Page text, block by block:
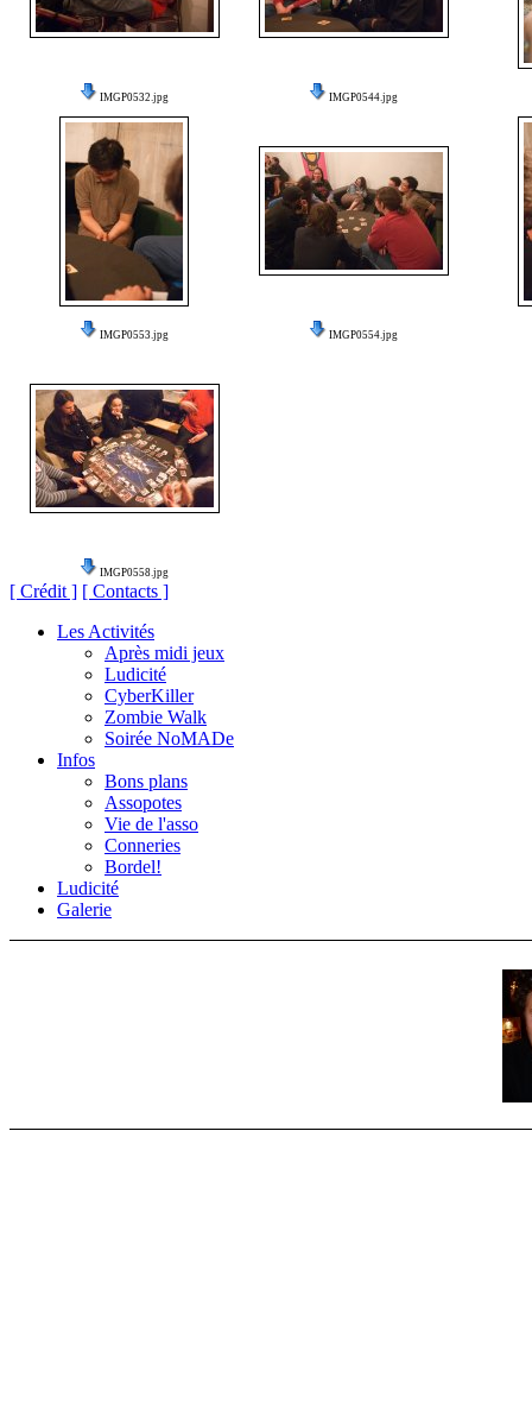
IMGP0532.jpg IMGP0544.jpg
IMGP0553.jpg IMGP0554.jpg
IMGP0558.jpg
[ Crédit ] [ Contacts ]
Les Activités
Après midi jeux
Ludicité
CyberKiller
Zombie Walk
Soirée NoMADe
Infos
Bons plans
Assopotes
Vie de l'asso
Conneries
Bordel!
Ludicité
Galerie